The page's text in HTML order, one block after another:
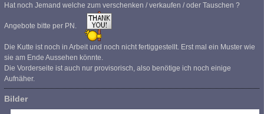
Hat noch Jemand welche zum verschenken / verkaufen / oder Tauschen ?
Angebote bitte per PN.
Die Kutte ist noch in Arbeit und noch nicht fertiggestellt. Erst mal ein Muster wie
sie am Ende Aussehen könnte.
Die Vorderseite ist auch nur provisorisch, also benötige ich noch einige
Aufnäher.
Bilder